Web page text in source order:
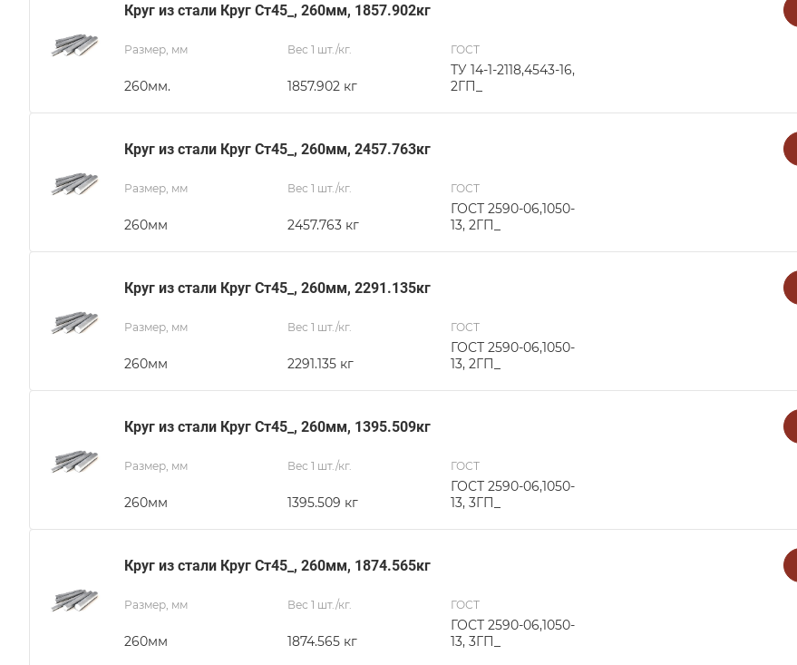
Круг из стали Круг Ст45_, 260мм, 1857.902кг
Размер, мм
260мм.
Вес 1 шт./кг.
1857.902 кг
ГОСТ
ТУ 14-1-2118,4543-16,
2ГП_
Круг из стали Круг Ст45_, 260мм, 2457.763кг
Размер, мм
260мм
Вес 1 шт./кг.
2457.763 кг
ГОСТ
ГОСТ 2590-06,1050-
13, 2ГП_
Круг из стали Круг Ст45_, 260мм, 2291.135кг
Размер, мм
260мм
Вес 1 шт./кг.
2291.135 кг
ГОСТ
ГОСТ 2590-06,1050-
13, 2ГП_
Круг из стали Круг Ст45_, 260мм, 1395.509кг
Размер, мм
260мм
Вес 1 шт./кг.
1395.509 кг
ГОСТ
ГОСТ 2590-06,1050-
13, 3ГП_
Круг из стали Круг Ст45_, 260мм, 1874.565кг
Размер, мм
260мм
Вес 1 шт./кг.
1874.565 кг
ГОСТ
ГОСТ 2590-06,1050-
13, 3ГП_